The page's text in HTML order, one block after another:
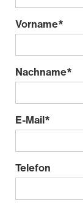
Vorname*
Nachname*
E-Mail*
Telefon